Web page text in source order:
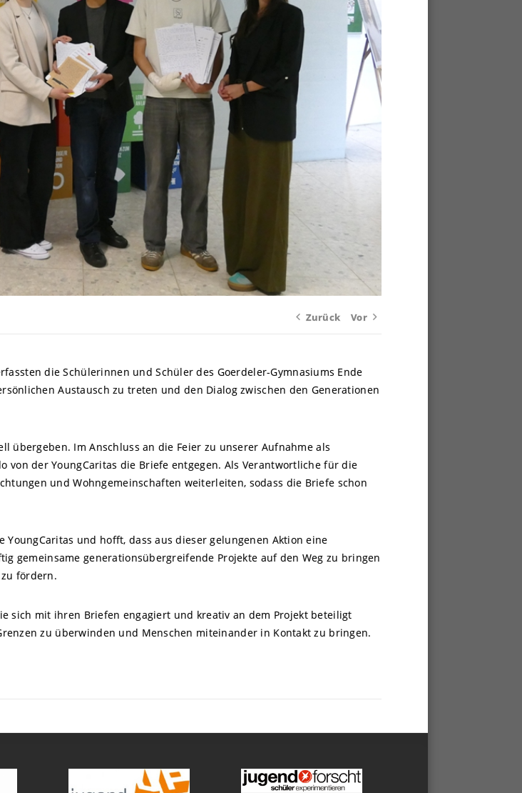
Zurück Vor
die Schülerinnen und Schüler des Goerdeler-Gymnasiums Ende
Austausch zu treten und den Dialog zwischen den Generationen
übergeben. Im Anschluss an die Feier zu unserer Aufnahme als
von der YoungCaritas die Briefe entgegen. Als Verantwortliche für die
und Wohngemeinschaften weiterleiten, sodass die Briefe schon
und hofft, dass aus dieser gelungenen Aktion eine
gemeinsame generationsübergreifende Projekte auf den Weg zu bringen
fördern.
sich mit ihren Briefen engagiert und kreativ an dem Projekt beteiligt
zu überwinden und Menschen miteinander in Kontakt zu bringen.